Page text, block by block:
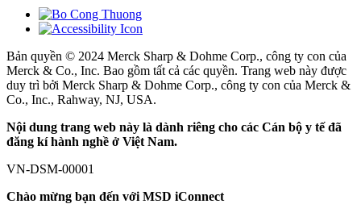
Bản quyền © 2024 Merck Sharp & Dohme Corp., công ty con của
Merck & Co., Inc. Bao gồm tất cả các quyền. Trang web này được
duy trì bởi Merck Sharp & Dohme Corp., công ty con của Merck &
Co., Inc., Rahway, NJ, USA.
Nội dung trang web này là dành riêng cho các Cán bộ y tế đã
đăng kí hành nghề ở Việt Nam.
VN-DSM-00001
Chào mừng bạn đến với MSD iConnect